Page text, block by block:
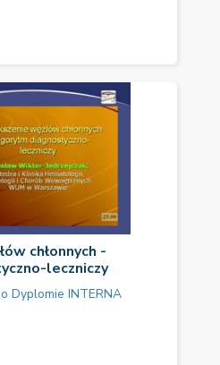
chłonnych -
leczniczy
Dyplomie INTERNA